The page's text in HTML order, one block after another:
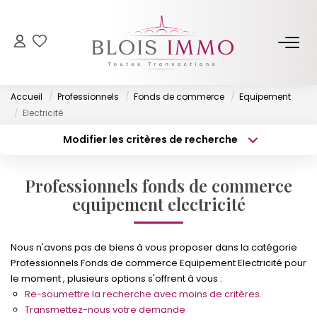
NOS BIENS
Acheter
Off Market
ESTIMER
FAIRE GÉRER
NOTRE AGENCE
Accueil Professionnels Fonds de commerce
Equipement
Electricité
Modifier les critères de recherche
Type de bien
Surface min
Créer une alerte
Professionnels fonds de commerce
equipement electricité
Nous n'avons pas de biens à vous proposer dans la catégorie
Professionnels Fonds de commerce Equipement Electricité pour
le moment , plusieurs options s'offrent à vous :
Re-soumettre la recherche avec moins de critères.
Transmettez-nous votre demande